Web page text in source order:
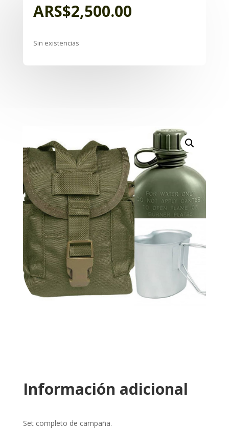
ARS$2,500.00
Sin existencias
Información adicional
Set completo de campaña.